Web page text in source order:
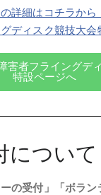
詳細はコチラか
ディスク競技大
害者フライングデ
特設ページへ
について
の受付」
「ボラ